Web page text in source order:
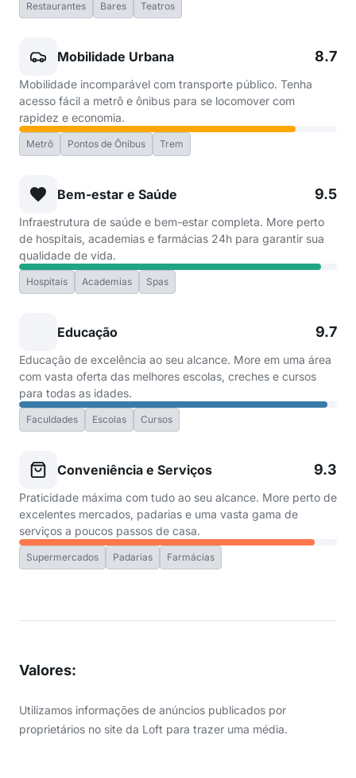
Restaurantes Bares Teatros
Mobilidade Urbana 8.7
Mobilidade incomparável com transporte público. Tenha
acesso fácil a metrô e ônibus para se locomover com
rapidez e economia.
Metrô Pontos de Ônibus Trem
Bem-estar e Saúde 9.5
Infraestrutura de saúde e bem-estar completa. More perto
de hospitais, academias e farmácias 24h para garantir sua
qualidade de vida.
Hospitais Academias Spas
Educação 9.7
Educação de excelência ao seu alcance. More em uma área
com vasta oferta das melhores escolas, creches e cursos
para todas as idades.
Faculdades Escolas Cursos
Conveniência e Serviços 9.3
Praticidade máxima com tudo ao seu alcance. More perto de
excelentes mercados, padarias e uma vasta gama de
serviços a poucos passos de casa.
Supermercados Padarias Farmácias
Valores:
Utilizamos informações de anúncios publicados por
proprietários no site da Loft para trazer uma média.